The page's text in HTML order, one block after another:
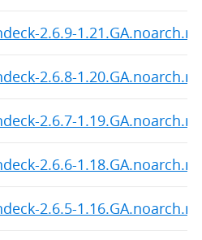
2.6.9-
2.6.8-
2.6.7-
2.6.6-
2.6.5-